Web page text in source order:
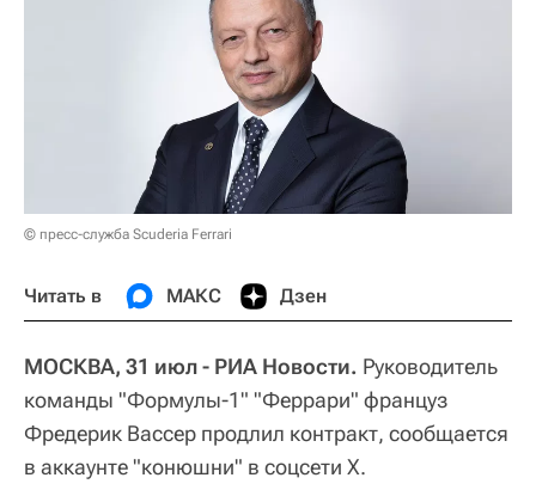
© пресс-служба Scuderia Ferrari
Читать в МАКС Дзен
МОСКВА, 31 июл - РИА Новости. Руководитель
команды "Формулы-1" "Феррари" француз
Фредерик Вассер продлил контракт, сообщается
в аккаунте "конюшни" в соцсети Х.